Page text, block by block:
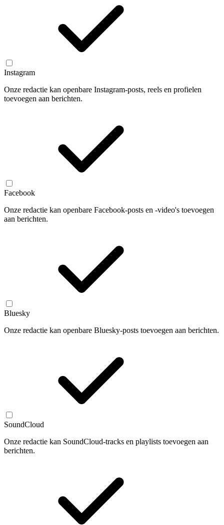
Instagram
Onze redactie kan openbare Instagram-posts, reels en profielen
toevoegen aan berichten.
Facebook
Onze redactie kan openbare Facebook-posts en -video's toevoegen
aan berichten.
Bluesky
Onze redactie kan openbare Bluesky-posts toevoegen aan berichten.
SoundCloud
Onze redactie kan SoundCloud-tracks en playlists toevoegen aan
berichten.